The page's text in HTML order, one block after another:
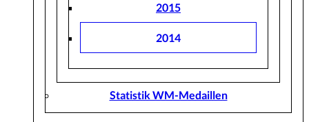
2015
2014
Statistik WM-Medaillen